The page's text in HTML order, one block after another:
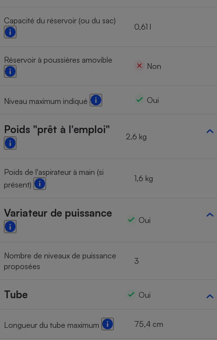
Capacité du réservoir (ou du sac)
0,61 l
Réservoir à poussières amovible
Non
Niveau maximum indiqué Oui
Poids "prêt à l'emploi"
2,6 kg
Poids de l'aspirateur à main (si
présent)
1,6 kg
Variateur de puissance
Oui
Nombre de niveaux de puissance
proposées
3
Tube Oui
Longueur du tube maximum 75,4 cm